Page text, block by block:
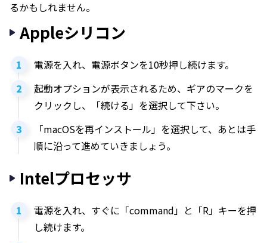
るかもしれません。
Appleシリコン
電源を入れ、電源ボタンを10秒押し続けます。
起動オプションが表示されるため、ギアのマークを
クリックし、「続ける」を選択して下さい。
「macOSを再インストール」を選択して、あとは手
順に沿って進めていきましょう。
Intelプロセッサ
電源を入れ、すぐに「command」と「R」キーを押
し続けます。